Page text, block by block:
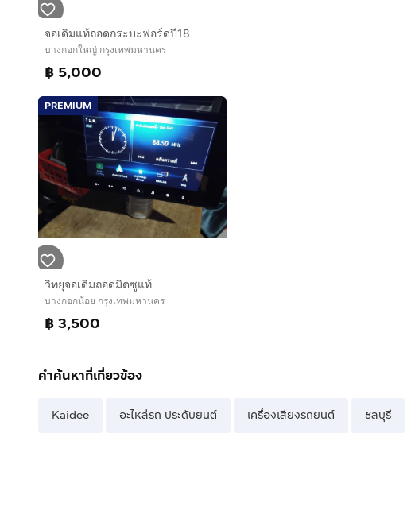
จอเดิมแท้ถอดกระบะฟอร์ดปี18
บางกอกใหญ่ กรุงเทพมหานคร
฿ 5,000
PREMIUM
วิทยุจอเดิมถอดมิตซูแท้
บางกอกน้อย กรุงเทพมหานคร
฿ 3,500
คำค้นหาที่เกี่ยวข้อง
Kaidee อะไหล่รถ ประดับยนต์ เครื่องเสียงรถยนต์ ชลบุรี